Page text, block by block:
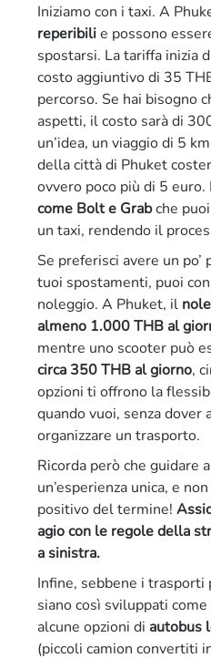
Iniziamo con i taxi. A
reperibilie possono
spostarsi. La tariffa inizia
costo aggiuntivo di 35
percorso. Se hai bisogno
aspetti, il costo sarà di
un’idea, un viaggio di 5
della città di Phuket
ovvero poco più di 5
come Bolt e Grabche
un taxi, rendendo il
Se preferisci avere un
tuoi spostamenti, puoi
noleggio. A Phuket, il
almeno 1.000 THB al
mentre uno scooter può
circa 350 THB al giorno,
opzioni ti offrono la
quando vuoi, senza dover
organizzare un trasporto.
Ricorda però che guidare
un’esperienza unica, e
positivo del termine!
agio con le regole della
a sinistra.
Infine, sebbene i trasporti
siano così sviluppati
alcune opzioni di autobus
(piccoli camion convertiti